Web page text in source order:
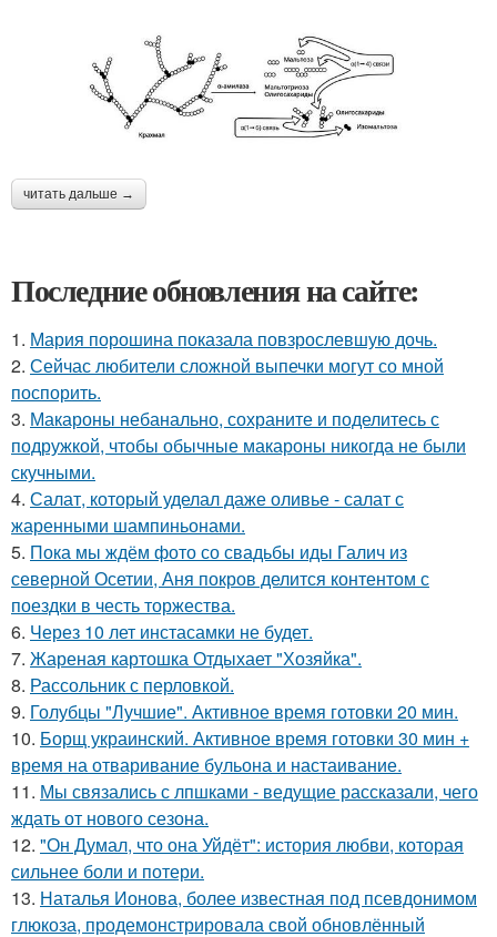
читать дальше →
Последние обновления на сайте:
1. Мария порошина показала повзрослевшую дочь.
2. Сейчас любители сложной выпечки могут со мной
поспорить.
3. Макароны небанально, сохраните и поделитесь с
подружкой, чтобы обычные макароны никогда не были
скучными.
4. Салат, который уделал даже оливье - салат с
жаренными шампиньонами.
5. Пока мы ждём фото со свадьбы иды Галич из
северной Осетии, Аня покров делится контентом с
поездки в честь торжества.
6. Через 10 лет инстасамки не будет.
7. Жареная картошка Отдыхает "Хозяйка".
8. Рассольник с перловкой.
9. Голубцы "Лучшие". Активное время готовки 20 мин.
10. Борщ украинский. Активное время готовки 30 мин +
время на отваривание бульона и настаивание.
11. Мы связались с лпшками - ведущие рассказали, чего
ждать от нового сезона.
12. "Он Думал, что она Уйдёт": история любви, которая
сильнее боли и потери.
13. Наталья Ионова, более известная под псевдонимом
глюкоза, продемонстрировала свой обновлённый